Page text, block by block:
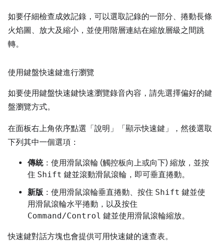
如要仔細檢查成效記錄，可以選取記錄的一部分、捲動長條
火焰圖、放大及縮小，並使用階層連結在縮放層級之間跳
轉。
使用鍵盤快速鍵進行瀏覽
如要使用鍵盤快速鍵快速瀏覽錄音內容，請先選擇偏好的鍵
盤瀏覽方式。
在面板右上角依序點選「說明」
「顯示快速鍵」，然後選取
下列其中一個選項：
傳統：使用滑鼠滾輪 (觸控板向上或向下) 縮放，並按
住 Shift 鍵並滾動滑鼠滾輪，即可垂直捲動。
新版：使用滑鼠滾輪垂直捲動、按住 Shift 鍵並使
用滑鼠滾輪水平捲動，以及按住
Command/Control 鍵並使用滑鼠滾輪縮放。
快速鍵對話方塊也會提供可用快速鍵的速查表。